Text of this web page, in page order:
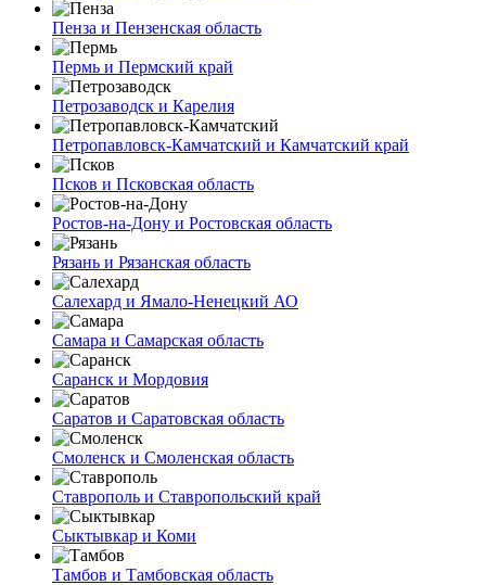
Пенза и Пензенская область
Пермь и Пермский край
Петрозаводск и Карелия
Петропавловск-Камчатский и Камчатский край
Псков и Псковская область
Ростов-на-Дону и Ростовская область
Рязань и Рязанская область
Салехард и Ямало-Ненецкий АО
Самара и Самарская область
Саранск и Мордовия
Саратов и Саратовская область
Смоленск и Смоленская область
Ставрополь и Ставропольский край
Сыктывкар и Коми
Тамбов и Тамбовская область